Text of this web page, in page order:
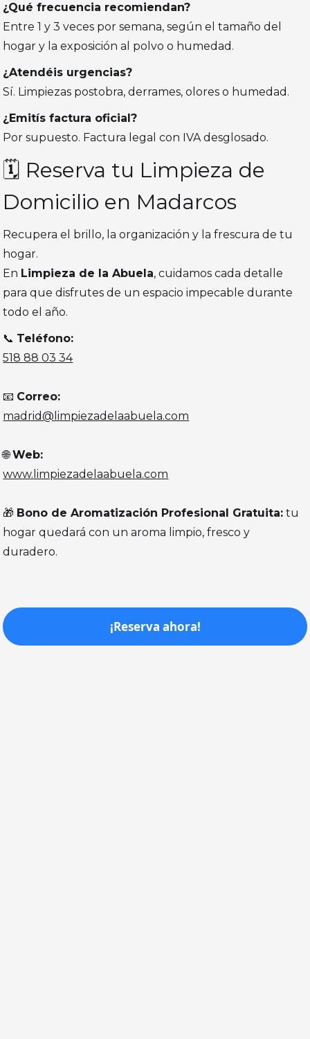
¿Qué frecuencia recomiendan?
Entre 1 y 3 veces por semana, según el tamaño del
hogar y la exposición al polvo o humedad.
¿Atendéis urgencias?
Sí. Limpiezas postobra, derrames, olores o humedad.
¿Emitís factura oficial?
Por supuesto. Factura legal con IVA desglosado.
🗓️ Reserva tu Limpieza de
Domicilio en Madarcos
Recupera el brillo, la organización y la frescura de tu
hogar.
En Limpieza de la Abuela, cuidamos cada detalle
para que disfrutes de un espacio impecable durante
todo el año.
📞 Teléfono:
518 88 03 34
📧 Correo:
madrid@limpiezadelaabuela.com
🌐Web:
www.limpiezadelaabuela.com
🎁 Bono de Aromatización Profesional Gratuita: tu
hogar quedará con un aroma limpio, fresco y
duradero.
¡Reserva ahora!